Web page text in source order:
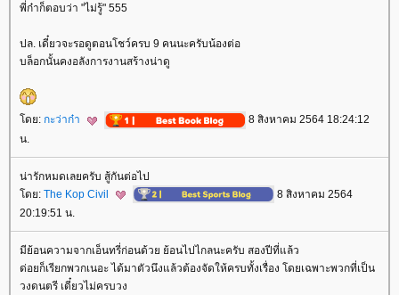
พี่ก๋าก็ตอบว่า "ไม่รู้" 555
ปล. เดี๋ยวจะรอดูตอนโชว์ครบ 9 คนนะครับน้องต่อ
บล็อกนั้นคงอลังการงานสร้างน่าดู
ดย: กะว่าก๋า
8 สิงหาคม 2564 18:24:12
น.
น่ารักหมดเลยครับ สู้กันต่อไป
ดย: The Kop Civil
8 สิงหาคม 2564
20:19:51 น.
มีย้อนความจากเอ็นทรี่ก่อนด้วย ย้อนไปไกลนะครับ สองปีที่แล้ว
ด่อยก็เรียกพวกเนอะ ได้มาตัวนึงแล้วต้องจัดให้ครบทั้งเรื่อง โดยเฉพาะพวกที่เป็น
วงดนตรี เดี๋ยวไม่ครบวง